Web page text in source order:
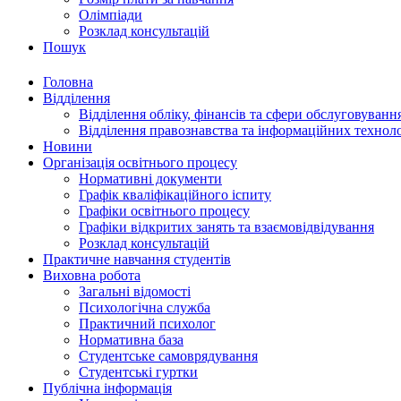
Олімпіади
Розклад консультацій
Пошук
Головна
Відділення
Відділення обліку, фінансів та сфери
Відділення правознавства та інформаційних
Новини
Організація освітнього процесу
Нормативні документи
Графік кваліфікаційного іспиту
Графіки освітнього процесу
Графіки відкритих занять та взаємовідвідування
Розклад консультацій
Практичне навчання студентів
Виховна робота
Загальні відомості
Психологічна служба
Практичний психолог
Нормативна база
Студентське самоврядування
Студентські гуртки
Публічна інформація